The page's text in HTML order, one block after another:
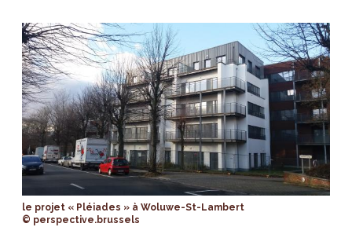
le projet « Pléiades » à Woluwe-St-Lambert
© perspective.brussels